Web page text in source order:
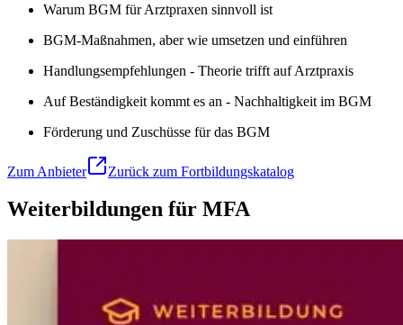
Warum BGM für Arztpraxen sinnvoll ist
BGM-Maßnahmen, aber wie umsetzen und einführen
Handlungsempfehlungen - Theorie trifft auf Arztpraxis
Auf Beständigkeit kommt es an - Nachhaltigkeit im BGM
Förderung und Zuschüsse für das BGM
Zum Anbieter Zurück zum Fortbildungskatalog
Weiterbildungen für MFA